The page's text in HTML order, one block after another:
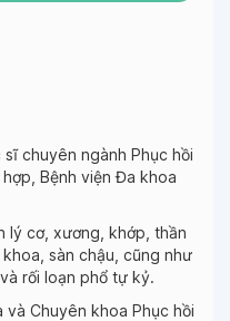
chuyên ngành Phục hồi
Bệnh viện Đa khoa
lý cơ, xương, khớp, thần
sàn chậu, cũng như
rối loạn phổ tự kỷ.
Chuyên khoa Phục hồi